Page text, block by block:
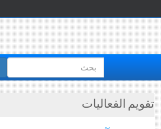
استمارة
البحث
تقويم الفعاليات